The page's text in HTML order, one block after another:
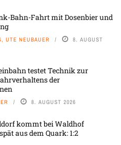
Bahn-Fahrt mit Dosenbier und
UTE NEUBAUER 8. AUGUST
testet Technik zur
der
8. AUGUST 2026
kommt bei Waldhof
aus dem Quark: 1:2